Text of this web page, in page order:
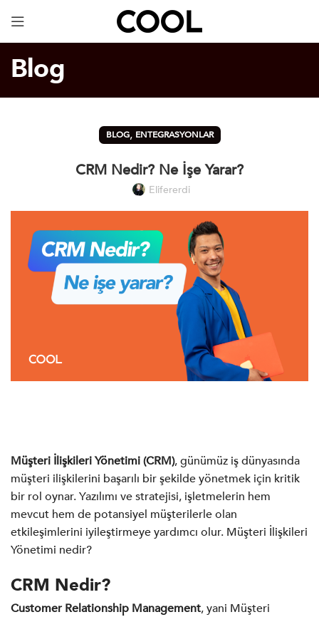
Blog
BLOG, ENTEGRASYONLAR
CRM Nedir? Ne İşe Yarar?
Elifererdi
Müşteri İlişkileri Yönetimi (CRM), günümüz iş dünyasında
müşteri ilişkilerini başarılı bir şekilde yönetmek için kritik
bir rol oynar. Yazılımı ve stratejisi, işletmelerin hem
mevcut hem de potansiyel müşterilerle olan
etkileşimlerini iyileştirmeye yardımcı olur. Müşteri İlişkileri
Yönetimi nedir?
CRM Nedir?
Customer Relationship Management, yani Müşteri